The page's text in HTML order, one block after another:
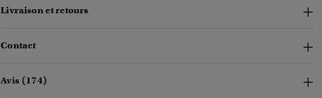
Livraison et retours
Contact
Avis (174)